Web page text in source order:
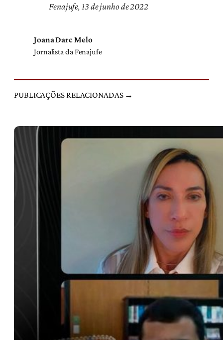
Fenajufe, 13 de junho de 2022
Joana Darc Melo
Jornalista da Fenajufe
PUBLICAÇÕES RELACIONADAS →